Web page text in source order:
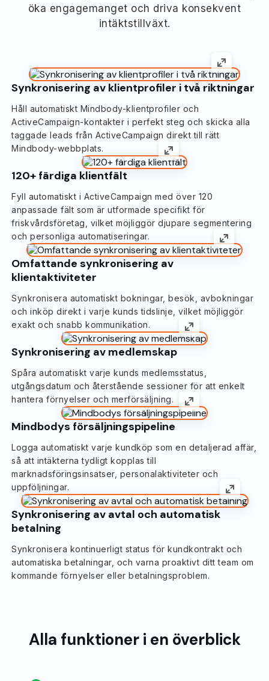
öka engagemanget och driva konsekvent
intäktstillväxt.
Synkronisering av klientprofiler i två riktningar
Håll automatiskt Mindbody-klientprofiler och
ActiveCampaign-kontakter i perfekt steg och skicka alla
taggade leads från ActiveCampaign direkt till rätt
Mindbody-webbplats.
120+ färdiga klientfält
Fyll automatiskt i ActiveCampaign med över 120
anpassade fält som är utformade specifikt för
friskvårdsföretag, vilket möjliggör djupare segmentering
och personliga automatiseringar.
Omfattande synkronisering av
klientaktiviteter
Synkronisera automatiskt bokningar, besök, avbokningar
och inköp direkt i varje kunds tidslinje, vilket möjliggör
exakt och snabb kommunikation.
Synkronisering av medlemskap
Spåra automatiskt varje kunds medlemsstatus,
utgångsdatum och återstående sessioner för att enkelt
hantera förnyelser och merförsäljning.
Mindbodys försäljningspipeline
Logga automatiskt varje kundköp som en detaljerad affär,
så att intäkterna tydligt kopplas till
marknadsföringsinsatser, personalaktiviteter och
uppföljningar.
Synkronisering av avtal och automatisk
betalning
Synkronisera kontinuerligt status för kundkontrakt och
automatiska betalningar, och varna proaktivt ditt team om
kommande förnyelser eller betalningsproblem.
Alla funktioner i en överblick